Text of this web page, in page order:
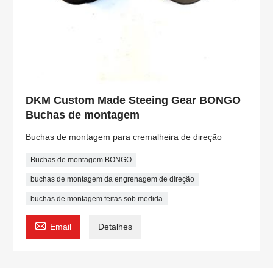
DKM Custom Made Steeing Gear BONGO
Buchas de montagem
Buchas de montagem para cremalheira de direção
Buchas de montagem BONGO
buchas de montagem da engrenagem de direção
buchas de montagem feitas sob medida
 Email Detalhes